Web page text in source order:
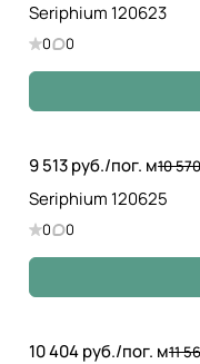
Seriphium 120623
0 0
9 513 руб./пог. м10
Seriphium 120625
0 0
10 404 руб./пог. м11